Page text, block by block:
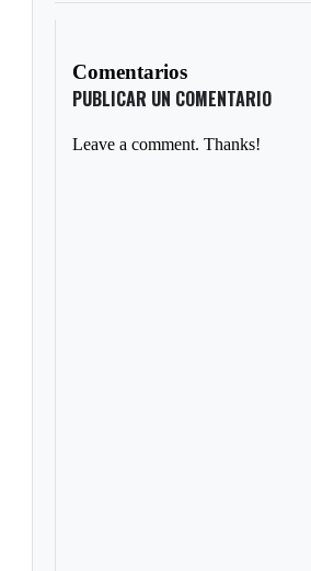
Comentarios
PUBLICAR UN COMENTARIO
Leave a comment. Thanks!